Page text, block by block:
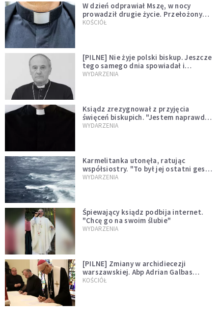
W dzień odprawiał Mszę, w nocy
prowadził drugie życie. Przełożony
kazał mu opuścić zakon
KOŚCIÓŁ
[PILNE] Nie żyje polski biskup. Jeszcze
tego samego dnia spowiadał i
sprawował Mszę świętą
WYDARZENIA
Ksiądz zrezygnował z przyjęcia
święceń biskupich. "Jestem naprawdę
niegodny"
WYDARZENIA
Karmelitanka utonęła, ratując
współsiostry. "To był jej ostatni gest
miłości"
WYDARZENIA
Śpiewający ksiądz podbija internet.
"Chcę go na swoim ślubie"
WYDARZENIA
[PILNE] Zmiany w archidiecezji
warszawskiej. Abp Adrian Galbas
wręczył dekrety nowym proboszczom
KOŚCIÓŁ